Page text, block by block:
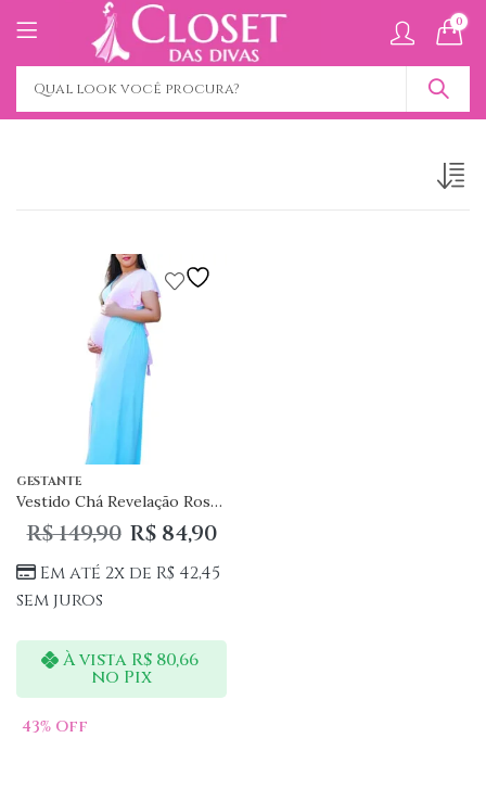
0
GESTANTE
Vestido Chá Revelação Rosa e Azul
R$149,90 R$84,90
Em até 2x de R$ 42,45
sem juros
À vista R$80,66
no Pix
43% Off